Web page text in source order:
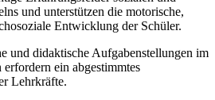
und unterstützen die motorische,
Entwicklung der Schüler.
und didaktische Aufgabenstellungen im
ein abgestimmtes
Lehrkräfte.